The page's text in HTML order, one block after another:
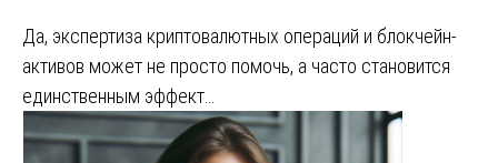
Да, экспертиза криптовалютных операций и блокчейн-
активов может не просто помочь, а часто становится
единственным эффект…